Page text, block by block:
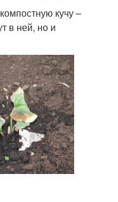
кучу –
в ней, но и